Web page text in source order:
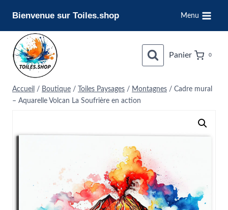
contenu
Bienvenue sur Toiles.shop Menu
Panier 0
Accueil / Boutique / Toiles Paysages / Montagnes / Cadre mural
– Aquarelle Volcan La Soufrière en action